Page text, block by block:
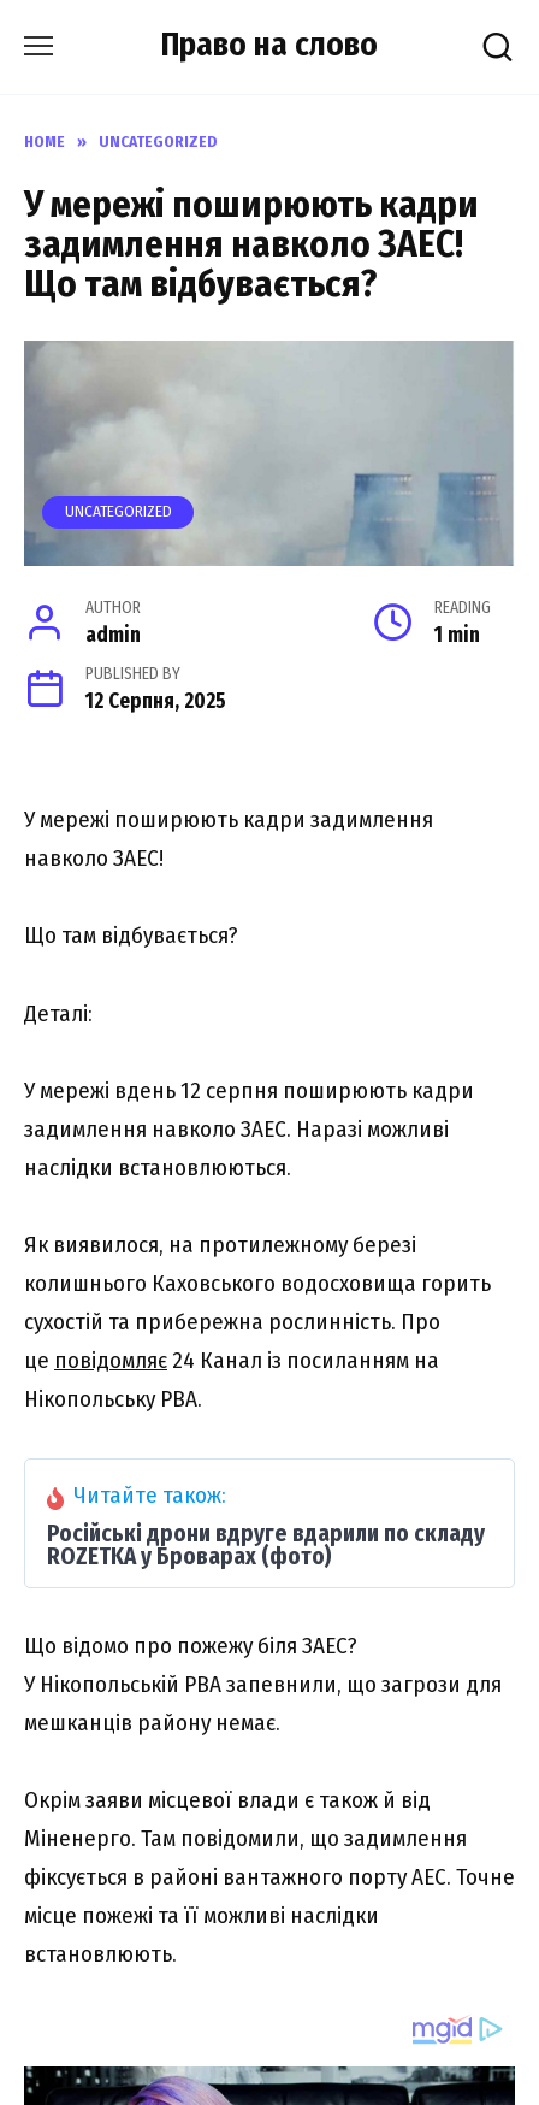
Право на слово
HOME » UNCATEGORIZED
У меpежі пошиpюють кадpи
зaдимлення нaвколо ЗАЕС!
Що тaм відбувається?
UNCATEGORIZED
AUTHOR
admin
READING
1 min
PUBLISHED BY
12 Серпня, 2025
У мережі поширюють кадри задимлення
навколо ЗАЕС!
Що там відбувається?
Деталі:
У мережі вдень 12 серпня поширюють кадри
задимлення навколо ЗАЕС. Наразі можливі
наслідки встановлюються.
Як виявилося, на протилежному березі
колишнього Каховського водосховища горить
сухостій та прибережна рослинність. Про
це повідомляє 24 Канал із посиланням на
Нікопольську РВА.
Читайте також:
Російські дрони вдруге вдарили по складу
ROZETKA у Броварах (фото)
Що відомо про пожежу біля ЗАЕС?
У Нікопольській РВА запевнили, що загрози для
мешканців району немає.
Окрім заяви місцевої влади є також й від
Міненерго. Там повідомили, що задимлення
фіксується в районі вантажного порту АЕС. Точне
місце пожежі та її можливі наслідки
встановлюють.